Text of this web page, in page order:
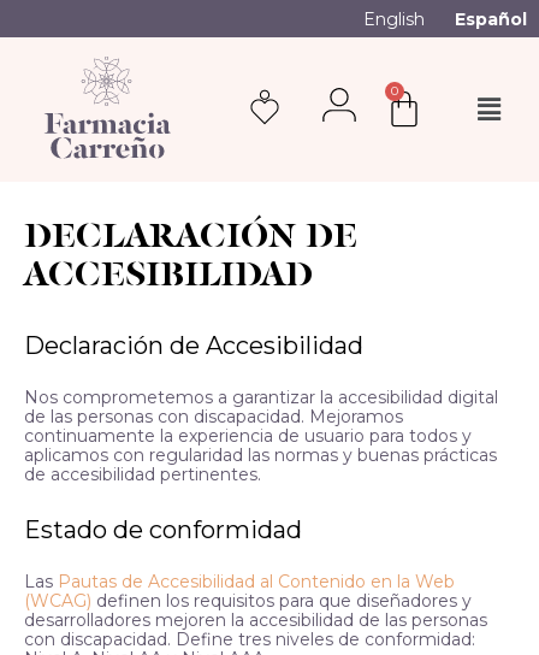
English Español
0
DECLARACIÓN DE
ACCESIBILIDAD
Declaración de Accesibilidad
Nos comprometemos a garantizar la accesibilidad digital
de las personas con discapacidad. Mejoramos
continuamente la experiencia de usuario para todos y
aplicamos con regularidad las normas y buenas prácticas
de accesibilidad pertinentes.
Estado de conformidad
Las Pautas de Accesibilidad al Contenido en la Web
(WCAG) definen los requisitos para que diseñadores y
desarrolladores mejoren la accesibilidad de las personas
con discapacidad. Define tres niveles de conformidad: